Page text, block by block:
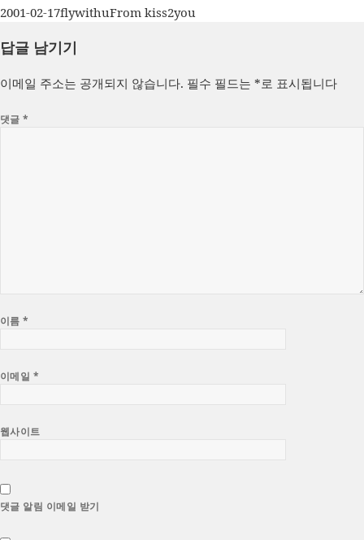
작
일
2001-02-17글
이
flywithu카
From kiss2you
답글 남기기
이메일 주소는 공개되지 않습니다. 필수 필드는 *로 표시됩니다
댓글*
이름*
이메일 *
웹사이트
댓글 알림 이메일 받기